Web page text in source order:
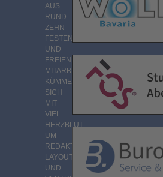
AUS
RUND
ZEHN
FESTEN
UND
FREIEN
MITARBEITERN
KÜMMERT
SICH
MIT
VIEL
HERZBLUT
UM
REDAKTION,
LAYOUT
UND